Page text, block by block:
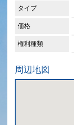
タイプ
価格
権利種類
周辺地図